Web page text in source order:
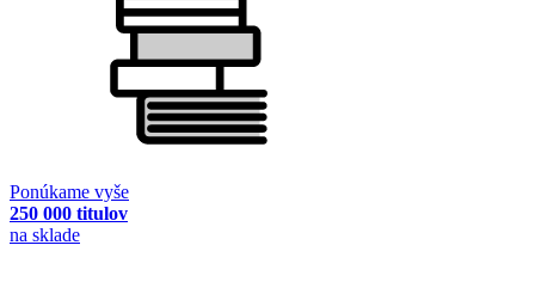
Ponúkame vyše
250 000 titulov
na sklade